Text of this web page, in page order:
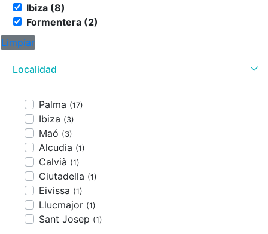
Ibiza (8)
Formentera (2)
Limpiar
Localidad
Palma (17)
Ibiza (3)
Maó (3)
Alcudia (1)
Calvià (1)
Ciutadella (1)
Eivissa (1)
Llucmajor (1)
Sant Josep (1)